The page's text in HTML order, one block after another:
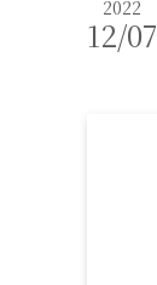
2022
12/07